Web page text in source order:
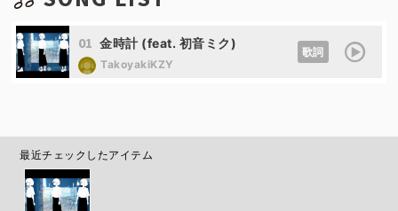
01 金時計 (feat. 初音ミク)
TakoyakiKZY
歌詞
最近チェックしたアイテム